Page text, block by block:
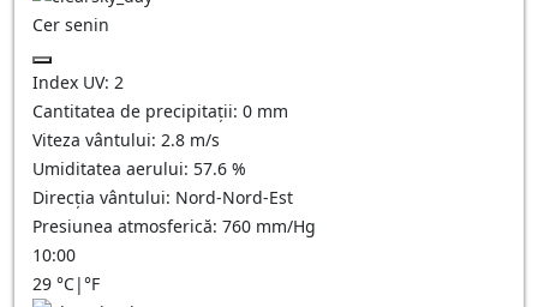
Cer senin
Index UV: 2
Cantitatea de precipitații: 0 mm
Viteza vântului: 2.8 m/s
Umiditatea aerului: 57.6 %
Direcția vântului: Nord-Nord-Est
Presiunea atmosferică: 760 mm/Hg
10:00
29 °C|°F